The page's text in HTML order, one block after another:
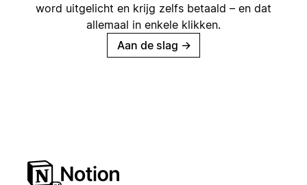
word uitgelicht en krijg zelfs betaald – en dat
allemaal in enkele klikken.
Aan de slag →